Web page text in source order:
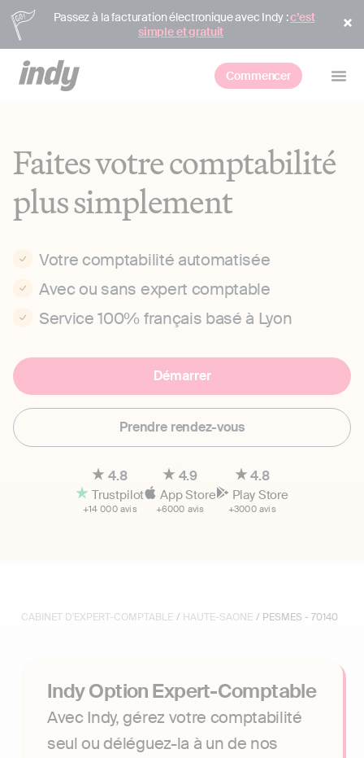
Passez à la facturation électronique avec Indy :c’est
simple et gratuit
Commencer
Faites votre comptabilité
plus simplement
Votre comptabilité automatisée
Avec ou sans expert comptable
Service 100% français basé à Lyon
Démarrer
Prendre rendez-vous
4.8
Trustpilot
+14 000 avis
4.9
App Store
+6000 avis
4.8
Play Store
+3000 avis
CABINET D'EXPERT-COMPTABLE / HAUTE-SAONE / PESMES - 70140
Indy Option Expert-Comptable
Avec Indy, gérez votre comptabilité
seul ou déléguez-la à un de nos